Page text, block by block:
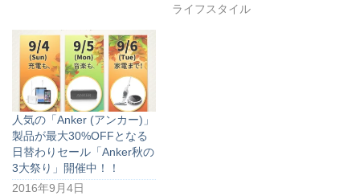
ライフスタイル
人気の「Anker (アンカー)」
製品が最大30%OFFとなる
日替わりセール「Anker秋の
3大祭り」開催中！！
2016年9月4日